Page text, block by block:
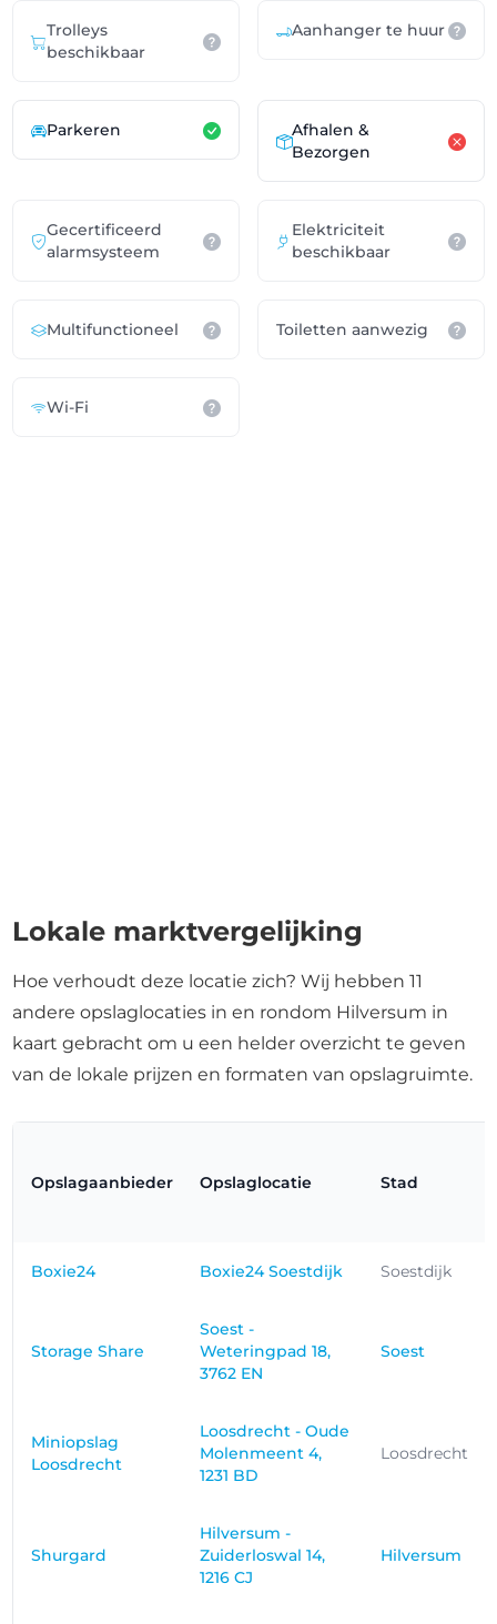
Trolleys
beschikbaar
Aanhanger te huur
Parkeren
Afhalen &
Bezorgen
Gecertificeerd
alarmsysteem
Elektriciteit
beschikbaar
Multifunctioneel Toiletten aanwezig
Wi-Fi
Lokale marktvergelijking
Hoe verhoudt deze locatie zich? Wij hebben 11
andere opslaglocaties in en rondom Hilversum in
kaart gebracht om u een helder overzicht te geven
van de lokale prijzen en formaten van opslagruimte.
Opslagaanbieder Opslaglocatie Stad
Boxie24 Boxie24 Soestdijk Soestdijk
Storage Share
Soest -
Weteringpad 18,
3762 EN
Soest
Miniopslag
Loosdrecht
Loosdrecht - Oude
Molenmeent 4,
1231 BD
Loosdrecht
Shurgard
Hilversum -
Zuiderloswal 14,
1216 CJ
Hilversum